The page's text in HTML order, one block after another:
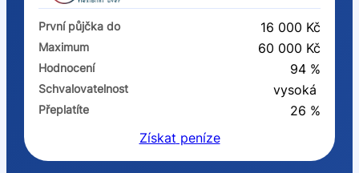
První půjčka zdarma
–
ano
Ve zkušebce
ano
První půjčka do 16 000 Kč
Maximum 60 000 Kč
Hodnocení 94 %
Schvalovatelnost vysoká
Přeplatíte
26 %
Získat peníze